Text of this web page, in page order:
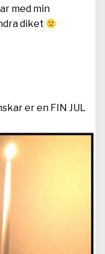
med min
diket
er en FIN JUL